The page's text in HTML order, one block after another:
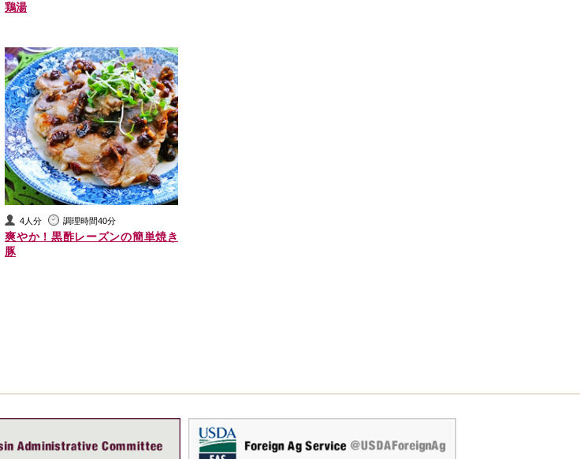
鶏湯
4人分 調理時間40分
爽やか！黒酢レーズンの簡単焼き
豚